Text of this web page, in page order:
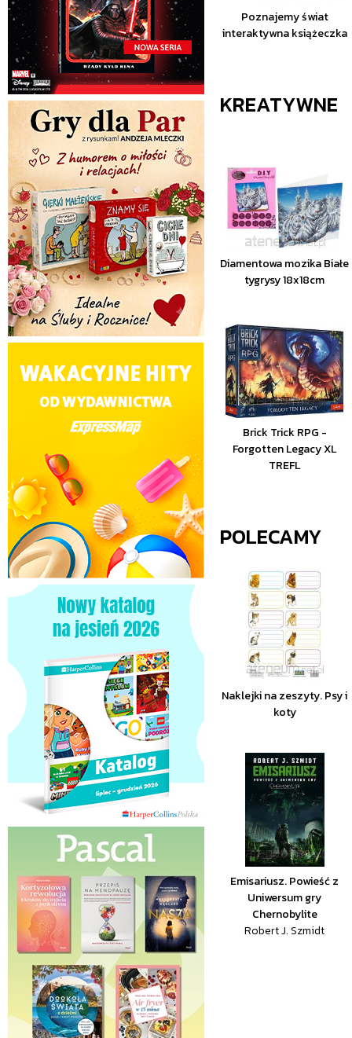
Poznajemy świat
interaktywna książeczka
KREATYWNE
Diamentowa mozika Białe
tygrysy 18x18cm
Brick Trick RPG -
Forgotten Legacy XL
TREFL
POLECAMY
Naklejki na zeszyty. Psy i
koty
Emisariusz. Powieść z
Uniwersum gry
Chernobylite
Robert J. Szmidt